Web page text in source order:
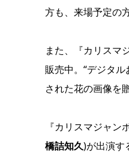
方も、来場予定の
また、『カリスマ
販売中。“デジタ
された花の画像を
『カリスマジャ
橋詰知久)が出演す